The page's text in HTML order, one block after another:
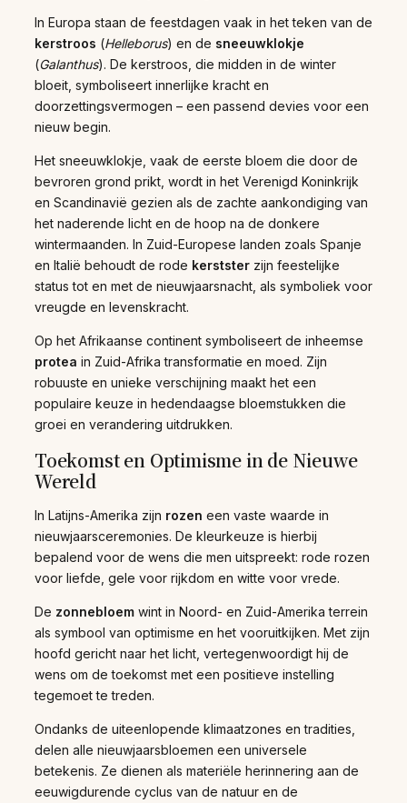
In Europa staan de feestdagen vaak in het teken van de
kerstroos (Helleborus) en de sneeuwklokje
(Galanthus). De kerstroos, die midden in de winter
bloeit, symboliseert innerlijke kracht en
doorzettingsvermogen – een passend devies voor een
nieuw begin.
Het sneeuwklokje, vaak de eerste bloem die door de
bevroren grond prikt, wordt in het Verenigd Koninkrijk
en Scandinavië gezien als de zachte aankondiging van
het naderende licht en de hoop na de donkere
wintermaanden. In Zuid-Europese landen zoals Spanje
en Italië behoudt de rode kerstster zijn feestelijke
status tot en met de nieuwjaarsnacht, als symboliek voor
vreugde en levenskracht.
Op het Afrikaanse continent symboliseert de inheemse
protea in Zuid-Afrika transformatie en moed. Zijn
robuuste en unieke verschijning maakt het een
populaire keuze in hedendaagse bloemstukken die
groei en verandering uitdrukken.
Toekomst en Optimisme in de Nieuwe
Wereld
In Latijns-Amerika zijn rozen een vaste waarde in
nieuwjaarsceremonies. De kleurkeuze is hierbij
bepalend voor de wens die men uitspreekt: rode rozen
voor liefde, gele voor rijkdom en witte voor vrede.
De zonnebloem wint in Noord- en Zuid-Amerika terrein
als symbool van optimisme en het vooruitkijken. Met zijn
hoofd gericht naar het licht, vertegenwoordigt hij de
wens om de toekomst met een positieve instelling
tegemoet te treden.
Ondanks de uiteenlopende klimaatzones en tradities,
delen alle nieuwjaarsbloemen een universele
betekenis. Ze dienen als materiële herinnering aan de
eeuwigdurende cyclus van de natuur en de